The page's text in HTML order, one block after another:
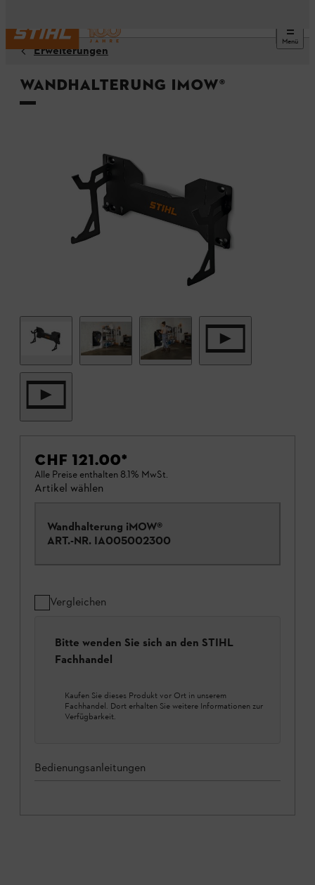
Menü
Erweiterungen
Wandhalterung iMOW®
CHF 121.00*
Alle Preise enthalten 8.1% MwSt.
Artikel wählen
Wandhalterung iMOW®
ART.-NR. IA005002300
Vergleichen
Bitte wenden Sie sich an den STIHL
Fachhandel
Kaufen Sie dieses Produkt vor Ort in unserem
Fachhandel. Dort erhalten Sie weitere Informationen zur
Verfügbarkeit.
Bedienungsanleitungen